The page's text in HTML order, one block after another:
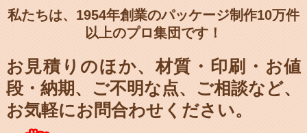
私たちは、1954年創業のパッケージ制作10万件
以上のプロ集団です！
お見積りのほか、材質・印刷・お値
段・納期、
ご不明な点、ご相談など、
お気軽にお問合わせください。